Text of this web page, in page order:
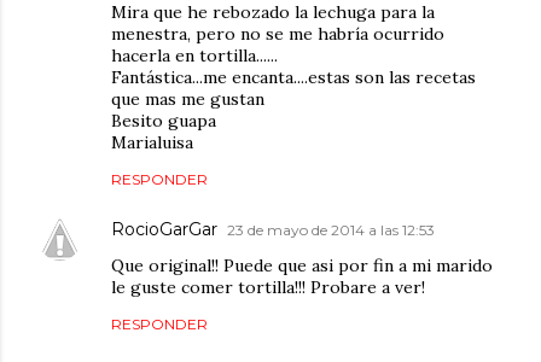
Mira que he rebozado la lechuga para la
menestra, pero no se me habría ocurrido
hacerla en tortilla......
Fantástica...me encanta....estas son las recetas
que mas me gustan
Besito guapa
Marialuisa
RESPONDER
RocioGarGar 23 de mayo de 2014 a las 12:53
Que original!! Puede que asi por fin a mi marido
le guste comer tortilla!!! Probare a ver!
RESPONDER